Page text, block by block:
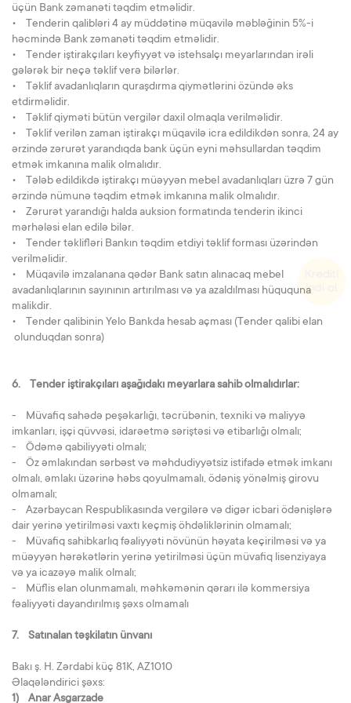
üçün Bank zəmanəti təqdim etməlidir.
• Tenderin qalibləri 4 ay müddətinə müqavilə məbləğinin 5%-i
həcmində Bank zəmanəti təqdim etməlidir.
• Tender iştirakçıları keyfiyyət və istehsalçı meyarlarından irəli
gələrək bir neçə təklif verə bilərlər.
• Təklif avadanlıqların quraşdırma qiymətlərini özündə əks
etdirməlidir.
• Təklif qiyməti bütün vergilər daxil olmaqla verilməlidir.
• Təklif verilən zaman iştirakçı müqavilə icra edildikdən sonra, 24 ay
ərzində zərurət yarandıqda bank üçün eyni məhsullardan təqdim
etmək imkanına malik olmalıdır.
• Tələb edildikdə iştirakçı müəyyən mebel avadanlıqları üzrə 7 gün
ərzində nümunə təqdim etmək imkanına malik olmalıdır.
• Zərurət yarandığı halda auksion formatında tenderin ikinci
mərhələsi elan edilə bilər.
• Tender təklifləri Bankın təqdim etdiyi təklif forması üzərindən
verilməlidir.
• Müqavilə imzalanana qədər Bank satın alınacaq mebel
avadanlıqlarının sayınının artırılması və ya azaldılması hüququna
malikdir.
• Tender qalibinin Yelo Bankda hesab açması (Tender qalibi elan
olunduqdan sonra)
6. Tender iştirakçıları aşağıdakı meyarlara sahib olmalıdırlar:
- Müvafiq sahədə peşəkarlığı, təcrübənin, texniki və maliyyə
imkanları, işçi qüvvəsi, idarəetmə səriştəsi və etibarlığı olmalı;
- Ödəmə qabiliyyəti olmalı;
- Öz əmlakından sərbəst və məhdudiyyətsiz istifadə etmək imkanı
olmalı, əmlakı üzərinə həbs qoyulmamalı, ödəniş yönəlmiş girovu
olmamalı;
- Azərbaycan Respublikasında vergilərə və digər icbari ödənişlərə
dair yerinə yetirilməsi vaxtı keçmiş öhdəliklərinin olmamalı;
- Müvafiq sahibkarlıq fəaliyyəti növünün həyata keçirilməsi və ya
müəyyən hərəkətlərin yerinə yetirilməsi üçün müvafiq lisenziyaya
və ya icazəyə malik olmalı;
- Müflis elan olunmamalı, məhkəmənin qərarı ilə kommersiya
fəaliyyəti dayandırılmış şəxs olmamalı
7. Satınalan təşkilatın ünvanı
Bakı ş. H. Zərdabi küç 81K, AZ1010
Əlaqələndirici şəxs:
1) Anar Asgarzade